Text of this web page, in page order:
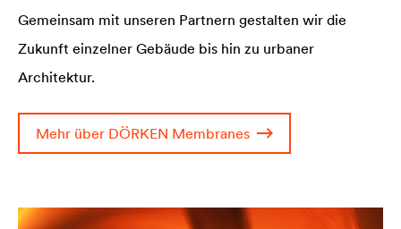
Gemeinsam mit unseren Partnern gestalten wir die
Zukunft einzelner Gebäude bis hin zu urbaner
Architektur.
Mehr über DÖRKEN Membranes